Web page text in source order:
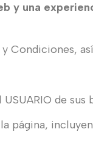
una
Condiciones,
de sus
página,